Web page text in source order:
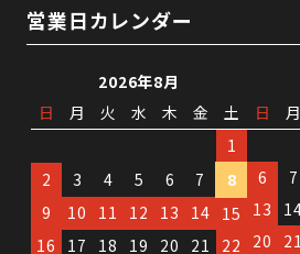
営業日カレンダー
2026年8月
日
月 火 水 木 金
土
1
2
3 4 5 6 7
8
9
10 11 12 13 14 15
16
17 18 19 20 21
22
日
月
6
7
13
20
21